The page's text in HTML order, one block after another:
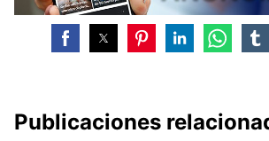
Publicaciones